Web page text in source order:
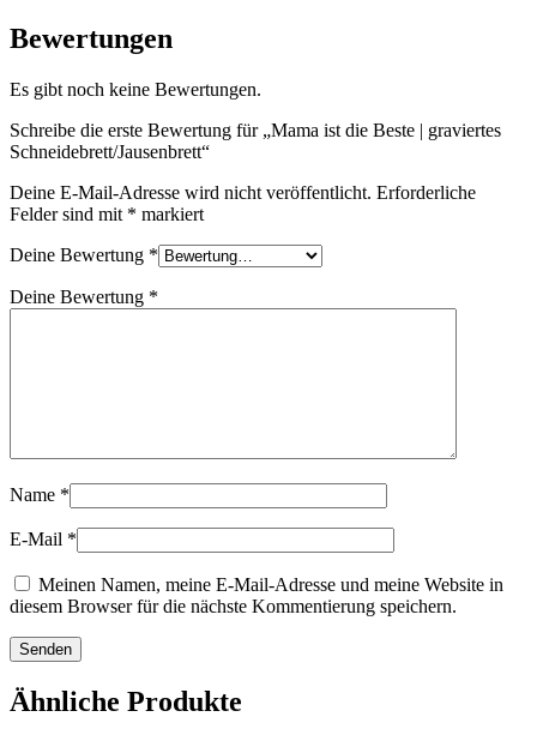
Bewertungen
Es gibt noch keine Bewertungen.
Schreibe die erste Bewertung für „Mama ist die Beste | graviertes
Schneidebrett/Jausenbrett“
Deine E-Mail-Adresse wird nicht veröffentlicht. Erforderliche
Felder sind mit * markiert
Deine Bewertung *
Deine Bewertung *
Name *
E-Mail *
Meinen Namen, meine E-Mail-Adresse und meine Website in
diesem Browser für die nächste Kommentierung speichern.
Ähnliche Produkte